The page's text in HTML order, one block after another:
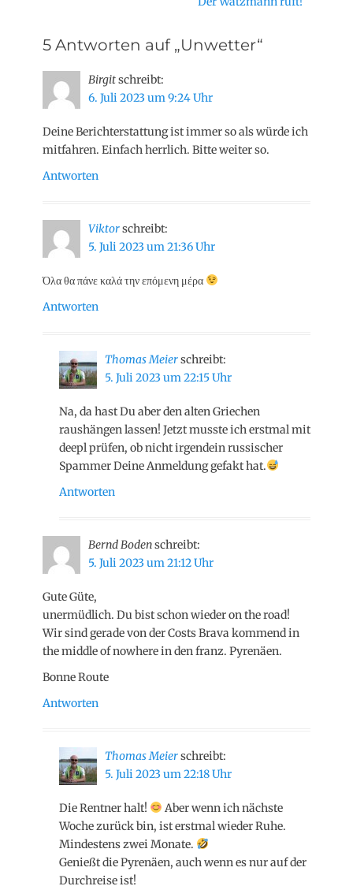
5 Antworten auf „Unwetter“
Birgitschreibt:
6. Juli 2023 um 9:24 Uhr
Deine Berichterstattung ist immer so als würde ich
mitfahren. Einfach herrlich. Bitte weiter so.
Antworten
Viktorschreibt:
5. Juli 2023 um 21:36 Uhr
Όλα θα πάνε καλά την επόμενη μέρα
Antworten
Thomas Meierschreibt:
5. Juli 2023 um 22:15 Uhr
Na, da hast Du aber den alten Griechen
raushängen lassen! Jetzt musste ich erstmal mit
deepl prüfen, ob nicht irgendein russischer
Spammer Deine Anmeldung gefakt hat.
Antworten
Bernd Bodenschreibt:
5. Juli 2023 um 21:12 Uhr
Gute Güte,
unermüdlich. Du bist schon wieder on the road!
Wir sind gerade von der Costs Brava kommend in
the middle of nowhere in den franz. Pyrenäen.
Bonne Route
Antworten
Thomas Meierschreibt:
5. Juli 2023 um 22:18 Uhr
Die Rentner halt!
Aber wenn ich nächste
Woche zurück bin, ist erstmal wieder Ruhe.
Mindestens zwei Monate.
Genießt die Pyrenäen, auch wenn es nur auf der
Durchreise ist!